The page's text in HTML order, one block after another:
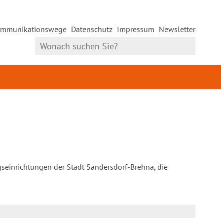
Datenschutz Impressum Newsletter
der Stadt Sandersdorf-Brehna, die